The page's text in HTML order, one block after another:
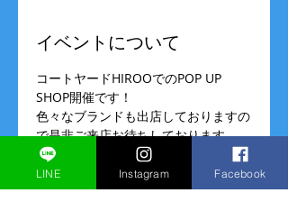
イベントについて
コートヤードHIROOでのPOP UP
SHOP開催です！
色々なブランドも出店しておりますの
で是非ご来店お待ちしております。
コートヤードHIROO
営業時間  （今後の状況により変更の
可能性もございます）
LINE Instagram Facebook